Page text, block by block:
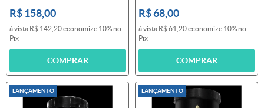
R$ 158,00
à vista R$ 142,20economize 10% no
Pix
COMPRAR
R$ 68,00
à vista R$ 61,20economize 10% no
Pix
COMPRAR
LANÇAMENTO LANÇAMENTO